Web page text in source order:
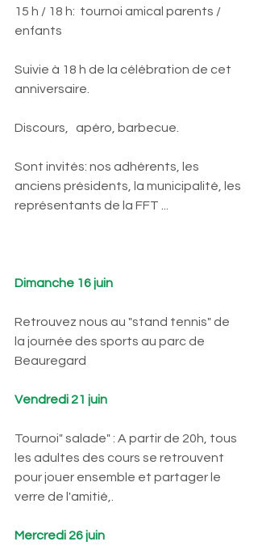
15 h / 18 h:  tournoi amical parents /
enfants
Suivie à 18 h de la célébration de cet
anniversaire.
Discours,   apéro, barbecue.
Sont invités: nos adhérents, les
anciens présidents, la municipalité, les
représentants de la FFT ...
Dimanche 16 juin
Retrouvez nous au "stand tennis" de
la journée des sports au parc de
Beauregard
Vendredi 21 juin
Tournoi" salade" : A partir de 20h, tous
les adultes des cours se retrouvent
pour jouer ensemble et partager le
verre de l'amitié,.
Mercredi 26 juin